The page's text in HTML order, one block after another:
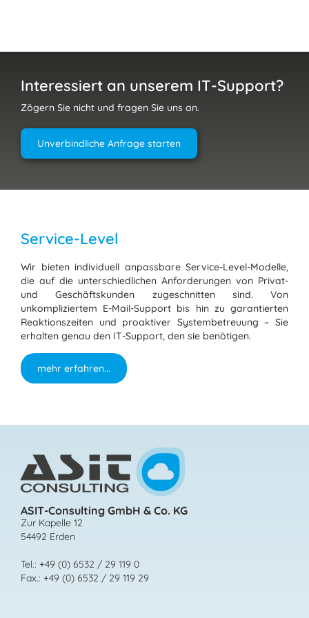
Interessiert an unserem IT-Support?
Zögern Sie nicht und fragen Sie uns an.
Unverbindliche Anfrage starten
Service-Level
Wir bieten individuell anpassbare Service-Level-Modelle,
die auf die unterschiedlichen Anforderungen von Privat-
und Geschäftskunden zugeschnitten sind. Von
unkompliziertem E-Mail-Support bis hin zu garantierten
Reaktionszeiten und proaktiver Systembetreuung – Sie
erhalten genau den IT-Support, den sie benötigen.
mehr erfahren...
ASIT-Consulting GmbH & Co. KG
Zur Kapelle 12
54492 Erden
Tel.: +49 (0) 6532 / 29 119 0
Fax.: +49 (0) 6532 / 29 119 29